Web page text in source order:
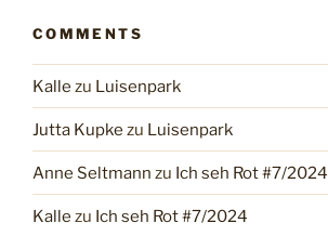
COMMENTS
Kalle zu Luisenpark
Jutta Kupke zu Luisenpark
Anne Seltmann zu Ich seh Rot #7/2024
Kalle zu Ich seh Rot #7/2024